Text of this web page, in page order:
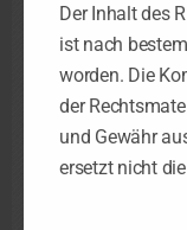
Ob die neue
wird, bleibt vorerst
Der Inhalt des
ist nach
worden. Die
der
und Gewähr
ersetzt nicht